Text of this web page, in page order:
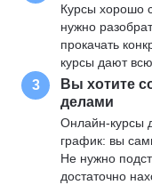
Курсы хорошо
нужно
прокачать
курсы дают
3
Вы хотите
делами
Онлайн-курсы
график: вы
Не нужно
достаточно